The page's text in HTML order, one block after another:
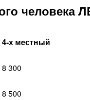
человека
4-х местный
8 300
8 500